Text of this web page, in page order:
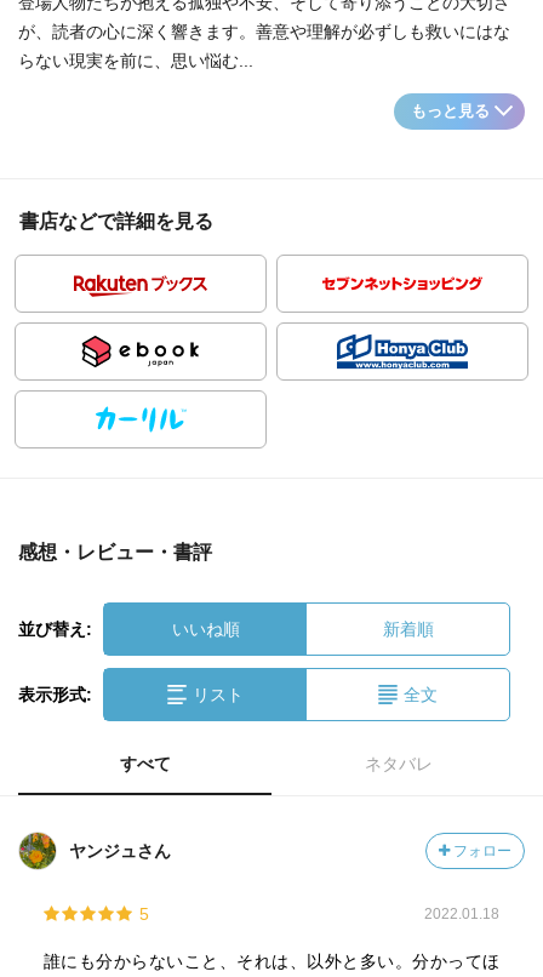
が、読者の心に深く響きます。善意や理解が必ずしも救いにはな
らない現実を前に、思い悩む...
もっと見る
書店などで詳細を見る
感想・レビュー・書評
並び替え: いいね順 新着順
表示形式: リスト 全文
すべて ネタバレ
ヤンジュさん フォロー
5 2022.01.18
誰にも分からないこと、それは、以外と多い。分かってほ